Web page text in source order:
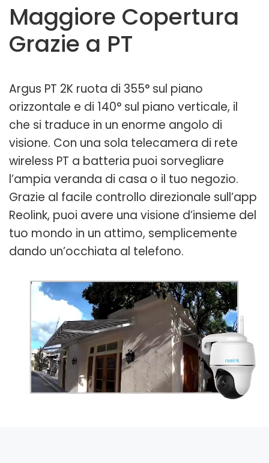
Maggiore Copertura
Grazie a PT
Argus PT 2K ruota di 355° sul piano
orizzontale e di 140° sul piano verticale, il
che si traduce in un enorme angolo di
visione. Con una sola telecamera di rete
wireless PT a batteria puoi sorvegliare
l’ampia veranda di casa o il tuo negozio.
Grazie al facile controllo direzionale sull’app
Reolink, puoi avere una visione d’insieme del
tuo mondo in un attimo, semplicemente
dando un’occhiata al telefono.